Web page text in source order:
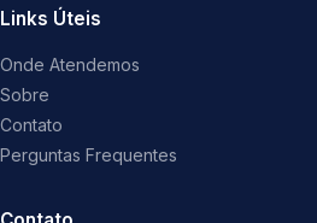
Links Úteis
Onde Atendemos
Sobre
Contato
Perguntas Frequentes